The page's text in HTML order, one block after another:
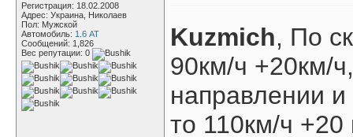
Регистрация: 18.02.2008
Адрес: Украина, Николаев
Пол: Мужской
Автомобиль: 1.6 АТ
Сообщений: 1,826
Вес репутации: 0
Kuzmich, По
90км/ч +20км/
направлении и
то 110км/ч +20